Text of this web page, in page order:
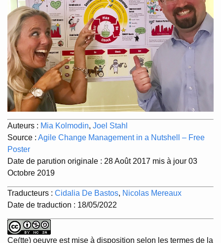
Auteurs : Mia Kolmodin, Joel Stahl
Source : Agile Change Management in a Nutshell – Free
Poster
Date de parution originale : 28 Août 2017 mis à jour 03
Octobre 2019
Traducteurs : Cidalia De Bastos, Nicolas Mereaux
Date de traduction : 18/05/2022
Ce(tte) oeuvre est mise à disposition selon les termes de la